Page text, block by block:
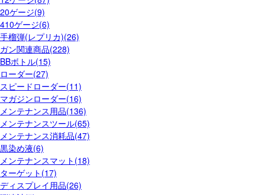
20ゲージ(9)
410ゲージ(6)
手榴弾(レプリカ)(26)
ガン関連商品(228)
BBボトル(15)
ローダー(27)
スピードローダー(11)
マガジンローダー(16)
メンテナンス用品(136)
メンテナンスツール(65)
メンテナンス消耗品(47)
黒染め液(6)
メンテナンスマット(18)
ターゲット(17)
ディスプレイ用品(26)